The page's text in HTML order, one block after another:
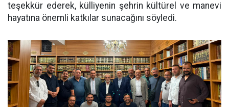
teşekkür ederek, külliyenin şehrin kültürel ve manevi
hayatına önemli katkılar sunacağını söyledi.